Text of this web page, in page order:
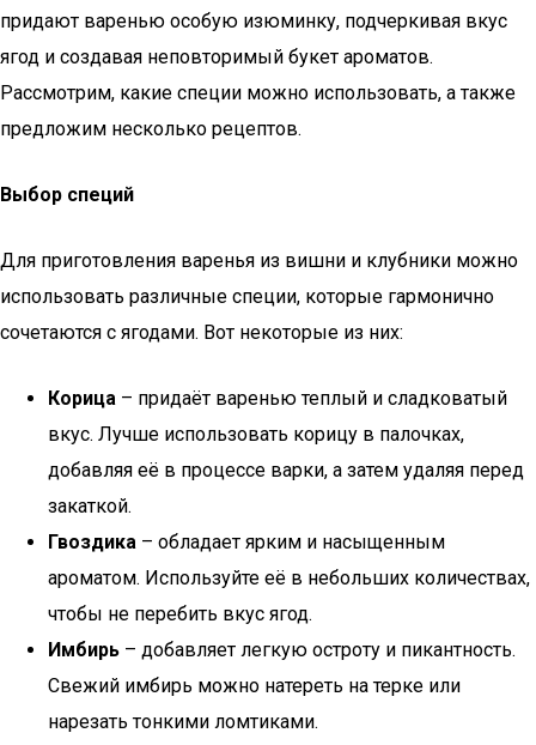
придают варенью особую изюминку, подчеркивая вкус
ягод и создавая неповторимый букет ароматов.
Рассмотрим, какие специи можно использовать, а также
предложим несколько рецептов.
Выбор специй
Для приготовления варенья из вишни и клубники можно
использовать различные специи, которые гармонично
сочетаются с ягодами. Вот некоторые из них:
Корица – придаёт варенью теплый и сладковатый
вкус. Лучше использовать корицу в палочках,
добавляя её в процессе варки, а затем удаляя перед
закаткой.
Гвоздика – обладает ярким и насыщенным
ароматом. Используйте её в небольших количествах,
чтобы не перебить вкус ягод.
Имбирь – добавляет легкую остроту и пикантность.
Свежий имбирь можно натереть на терке или
нарезать тонкими ломтиками.